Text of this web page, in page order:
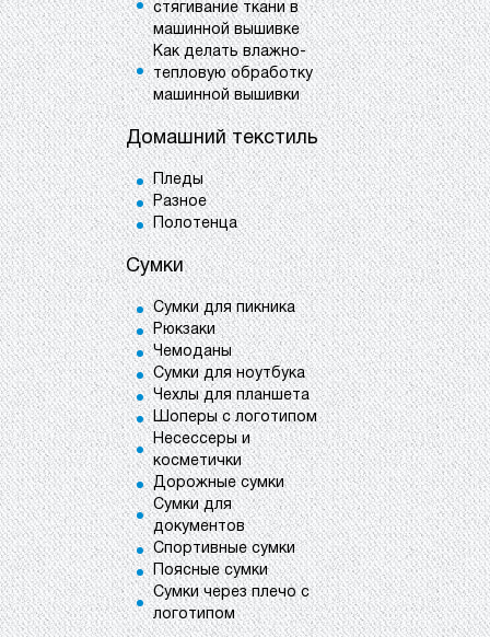
стягивание ткани в
машинной вышивке
Как делать влажно-
тепловую обработку
машинной вышивки
Домашний текстиль
Пледы
Разное
Полотенца
Сумки
Сумки для пикника
Рюкзаки
Чемоданы
Сумки для ноутбука
Чехлы для планшета
Шоперы с логотипом
Несессеры и
косметички
Дорожные сумки
Сумки для
документов
Спортивные сумки
Поясные сумки
Сумки через плечо с
логотипом